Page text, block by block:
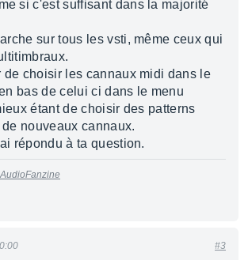
si c'est suffisant dans la majorité
sur tous les vsti, même ceux qui
de choisir les cannaux midi dans le
bas de celui ci dans le menu
étant de choisir des patterns
nouveaux cannaux.
répondu à ta question.
AudioFanzine
#3